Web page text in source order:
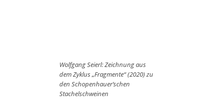
Wolfgang Seierl: Zeichnung aus
dem Zyklus „Fragmente“ (2020) zu
den Schopenhauer’schen
Stachelschweinen